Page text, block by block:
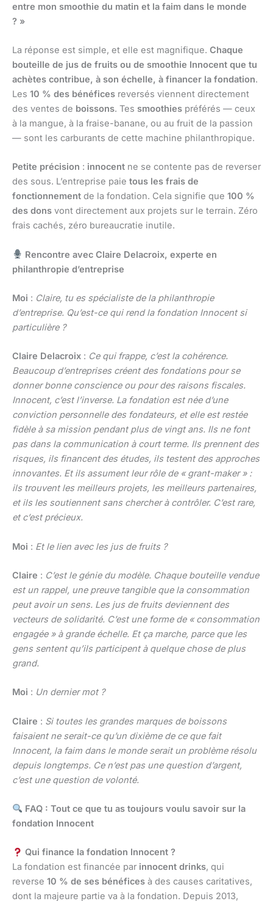
entre mon smoothie du matin et la faim dans le monde
? »
La réponse est simple, et elle est magnifique. Chaque
bouteille de jus de fruits ou de smoothie Innocent que tu
achètes contribue, à son échelle, à financer la fondation.
Les 10 % des bénéfices reversés viennent directement
des ventes de boissons. Tes smoothies préférés — ceux
à la mangue, à la fraise-banane, ou au fruit de la passion
— sont les carburants de cette machine philanthropique.
Petite précision : innocent ne se contente pas de reverser
des sous. L’entreprise paie tous les frais de
fonctionnement de la fondation. Cela signifie que 100 %
des dons vont directement aux projets sur le terrain. Zéro
frais cachés, zéro bureaucratie inutile.
Rencontre avec Claire Delacroix, experte en
philanthropie d’entreprise
Moi : Claire, tu es spécialiste de la philanthropie
d’entreprise. Qu’est-ce qui rend la fondation Innocent si
particulière ?
Claire Delacroix : Ce qui frappe, c’est la cohérence.
Beaucoup d’entreprises créent des fondations pour se
donner bonne conscience ou pour des raisons fiscales.
Innocent, c’est l’inverse. La fondation est née d’une
conviction personnelle des fondateurs, et elle est restée
fidèle à sa mission pendant plus de vingt ans. Ils ne font
pas dans la communication à court terme. Ils prennent des
risques, ils financent des études, ils testent des approches
innovantes. Et ils assument leur rôle de « grant-maker » :
ils trouvent les meilleurs projets, les meilleurs partenaires,
et ils les soutiennent sans chercher à contrôler. C’est rare,
et c’est précieux.
Moi : Et le lien avec les jus de fruits ?
Claire : C’est le génie du modèle. Chaque bouteille vendue
est un rappel, une preuve tangible que la consommation
peut avoir un sens. Les jus de fruits deviennent des
vecteurs de solidarité. C’est une forme de « consommation
engagée » à grande échelle. Et ça marche, parce que les
gens sentent qu’ils participent à quelque chose de plus
grand.
Moi : Un dernier mot ?
Claire : Si toutes les grandes marques de boissons
faisaient ne serait-ce qu’un dixième de ce que fait
Innocent, la faim dans le monde serait un problème résolu
depuis longtemps. Ce n’est pas une question d’argent,
c’est une question de volonté.
FAQ : Tout ce que tu as toujours voulu savoir sur la
fondation Innocent
Qui finance la fondation Innocent ?
La fondation est financée par innocent drinks, qui
reverse 10 % de ses bénéfices à des causes caritatives,
dont la majeure partie va à la fondation. Depuis 2013,